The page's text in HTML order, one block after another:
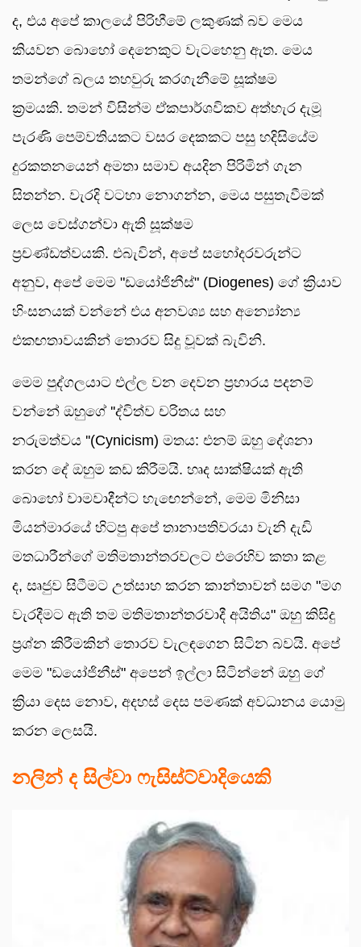
ද, එය අපේ කාලයේ පිරිහීමේ ලකුණක් බව මෙය
කියවන බොහෝ දෙනෙකුට වැටහෙනු ඇත. මෙය
තමන්ගේ බලය තහවුරු කරගැනීමේ සූක්ෂම
ක්‍රමයකි. තමන් විසින්ම ඒකපාර්ශවිකව අත්හැර දැමූ
පැරණි පෙම්වතියකට වසර දෙකකට පසු හදිසියේම
දුරකතනයෙන් අමතා සමාව අයදින පිරිමින් ගැන
සිතන්න. වැරදි වටහා නොගන්න, මෙය පසුතැවීමක්
ලෙස වෙස්ගන්වා ඇති සූක්ෂම
ප්‍රචණ්ඩත්වයකි. එබැවින්, අපේ සහෝදරවරුන්ට
අනුව, අපේ මෙම "ඩයෝජිනීස්" (Diogenes) ගේ ක්‍රියාව
හිංසනයක් වන්නේ එය අනවශ්‍ය සහ අන්‍යෝන්‍ය
එකඟතාවයකින් තොරව සිදු වූවක් බැවිනි.
මෙම පුද්ගලයාට එල්ල වන දෙවන ප්‍රහාරය පදනම්
වන්නේ ඔහුගේ ''ද්විත්ව චරිතය සහ
නරුමත්වය ''(Cynicism) මතය: එනම් ඔහු දේශනා
කරන දේ ඔහුම කඩ කිරීමයි. හෘද සාක්ෂියක් ඇති
බොහෝ වාමවාදීන්ට හැඟෙන්නේ, මෙම මිනිසා
මියන්මාරයේ හිටපු අපේ තානාපතිවරයා වැනි දැඩි
මතධාරීන්ගේ මතිමතාන්තරවලට එරෙහිව කතා කළ
ද, සෘජුව සිටීමට උත්සාහ කරන කාන්තාවන් සමග "මග
වැරදීමට ඇති තම මතිමතාන්තරවාදී අයිතිය" ඔහු කිසිදු
ප්‍රශ්න කිරීමකින් තොරව වැලඳගෙන සිටින බවයි. අපේ
මෙම "ඩයෝජිනීස්" අපෙන් ඉල්ලා සිටින්නේ ඔහු ගේ
ක්‍රියා දෙස නොව, අදහස් දෙස පමණක් අවධානය යොමු
කරන ලෙසයි.
නලින් ද සිල්වා ෆැසිස්ට්වාදියෙකි